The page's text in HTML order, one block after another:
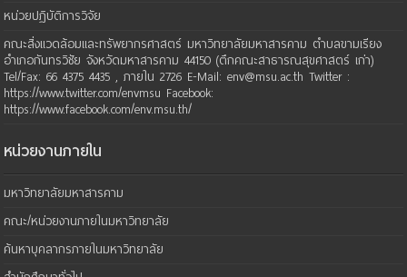
หน่วยปฏิบัติการวิจัย
คณะสิ่งแวดล้อมและทรัพยากรศาสตร์ มหาวิทยาลัยมหาสารคาม ตำบลขามเรียง
อำเภอกันทรวิชัย จังหวัดมหาสารคาม 44150 (ตึกคณะสาธารณสุขศาสตร์ เก่า)
Tel/Fax: 66 4375 4435 , ภายใน 2726 E-Mail: env@msu.ac.th Twitter :
https://www.twitter.com/envmsu Facebook:
https://www.facebook.com/env.msu.th/
หน่วยงานภายใน
มหาวิทยาลัยมหาสารคาม
คณะ/หน่วยงานภายในมหาวิทยาลัย
ค้นหาบุคลากรภายในมหาวิทยาลัย